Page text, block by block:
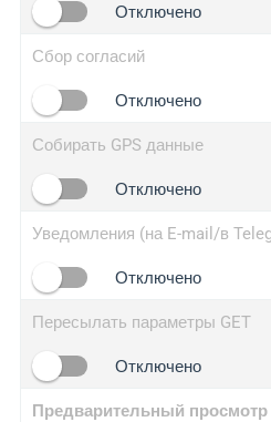
2no.co
yip.su
iplogger.info
Отключено
Сбор согласий
Отключено
Собирать GPS данные
Отключено
Уведомления (на E-mail/в
Отключено
Пересылать параметры GET
Отключено
Предварительный просмотр